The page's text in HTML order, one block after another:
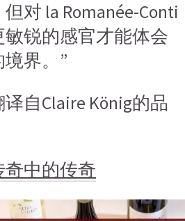
对 la Romanée-Conti
锐的感官才能体会
界。”
自Claire König的品
中的传奇